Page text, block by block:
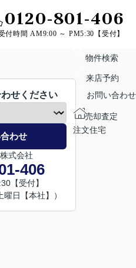
0120-801-406
付時間 AM9:00 ～ PM5:30【受付】
せください
わせ
式会社
406
【受付】
曜日【本社】）
物件検索
来店予約
お問い合わせ
売却査定
注文住宅